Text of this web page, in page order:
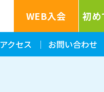
WEB入会 初
アクセス お問い合わせ